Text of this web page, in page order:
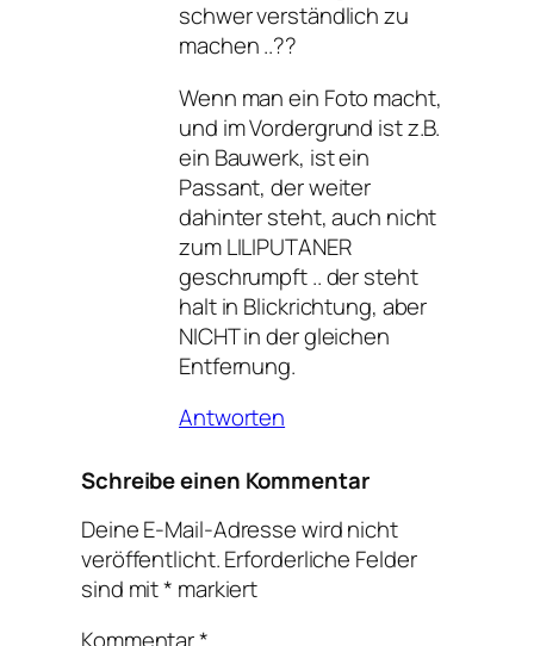
schwer verständlich zu
machen ..??
Wenn man ein Foto macht,
und im Vordergrund ist z.B.
ein Bauwerk, ist ein
Passant, der weiter
dahinter steht, auch nicht
zum LILIPUTANER
geschrumpft .. der steht
halt in Blickrichtung, aber
NICHT in der gleichen
Entfernung.
Antworten
Schreibe einen Kommentar
Deine E-Mail-Adresse wird nicht
veröffentlicht.Erforderliche Felder
sind mit* markiert